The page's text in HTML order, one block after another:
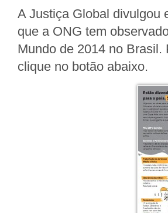
A Justiça Global divulgou
que a ONG tem
Mundo de 2014 no
clique no botão abaixo.